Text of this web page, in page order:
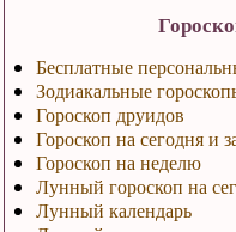
Бесплатные
Зодиакальные
Гороскоп друидов
Гороскоп на сегодня и
Гороскоп на неделю
Лунный гороскоп на
Лунный календарь